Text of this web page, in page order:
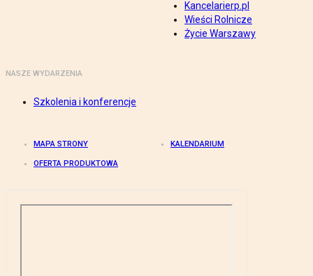
Kancelarierp.pl
Wieści Rolnicze
Życie Warszawy
NASZE WYDARZENIA
Szkolenia i konferencje
MAPA STRONY KALENDARIUM
OFERTA PRODUKTOWA